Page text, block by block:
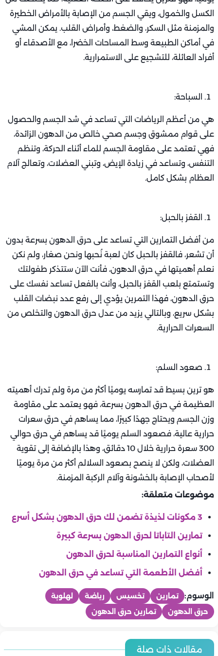
الكسل والخمول، ويقي الجسم من الإصابة بالأمراض الخطيرة
والمزمنة مثل السكر، والضغط، وأمراض القلب. يمكن المشي
في أماكن الطبيعة وسط المساحات الخضرا، مع الأصدقاء أو
أفراد العائلة، للتشجيع على الاستمرارية.
السباحة:
هي من أعظم الرياضات التي تساعد في شد الجسم والحصول
على قوام ممشوق وجسم صحي خالص من الدهون الزائدة،
فهي تعتمد على مقاومة الجسم للماء أثناء الحركة، وتنظم
التنفس، وتساعد في زيادة الإيض، وتبني العضلات، وتعالج آلام
العظام بشكل كامل.
القفز بالحبل:
من أفضل التمارين التي تساعد على حرق الدهون بسرعة بدون
أن تشعر، فالقفز بالحبل كان لعبة نُحبها ونحن صغار، ولم نكن
نعلم أهميتها في حرق الدهون، فأنت الآن ستتذكر طفولتك
وتستمتع بلعب القفز بالحبل، وأنت بالفعل تساعد نفسك على
حرق الدهون، فهذا التمرين يؤدي إلى رفع عدد نبضات القلب
بشكل سريع، وبالتالي يزيد من عدل حرق الدهون والتخلص من
السعرات الحرارية.
صعود السلم:
هو ترين بسيط قد تمارسه يوميًا أكثر من مرة ولم تدرك أهميته
العظيمة في حرق الدهون بسرعة، فهو يعتمد على مقاومة
وزن الجسم ويحتاج جهدًا كبيرًا، مما يساهم في حرق سعرات
حرارية عالية، فصعود السلم يوميًا قد يساهم في حرق حوالي
300 سعرة حرارية خلال 10 دقائق، وهذا بالإضافة إلى تقوية
العضلات، ولكن لا ينصح بصعود السلالم أكثر من مرة يوميًا
لأصحاب الإصابة بالخشونة وآلام الركبة المزمنة.
موضوعات متعلقة:
3 مكونات لذيذة تضمن لك حرق الدهون بشكل أسرع
تمارين التاباتا لحرق الدهون بسرعة كبيرة
أنواع التمارين المناسبة لحرق الدهون
أفضل الأطعمة التي تساعد في حرق الدهون
الوسوم: تمارين تخسيس رياضة
لهلوبة
حرق الدهون
تمارين حرق الدهون
مقالات ذات صلة
تمارين حرق دهون للمبتدئين.. دليل شامل لخسارة الوزن بطريقة آمنة
تخسيس ورجيم
تخسيس ورجيم